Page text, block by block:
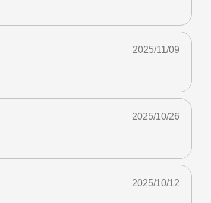
2025/11/09
2025/10/26
2025/10/12